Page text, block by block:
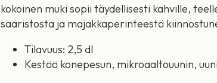
kokoinen muki sopii täydellisesti kahville,
saaristosta ja majakkaperinteestä
Tilavuus: 2,5 dl
Kestää konepesun, mikroaaltouunin,